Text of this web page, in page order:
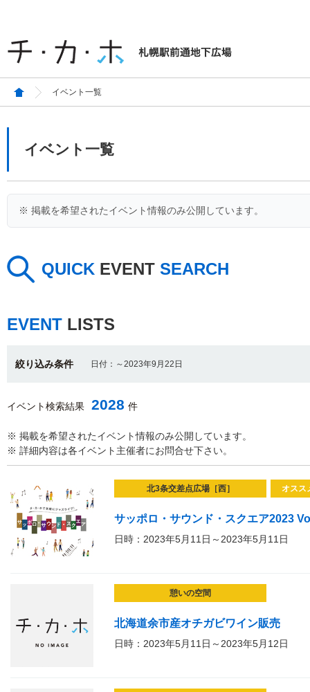
イベント一覧
イベント一覧
※ 掲載を希望されたイベント情報のみ公開しています。
QUICK EVENT SEARCH
EVENT LISTS
絞り込み条件 日付：～2023年9月22日
イベント検索結果 2028 件
※ 掲載を希望されたイベント情報のみ公開しています。
※ 詳細内容は各イベント主催者にお問合せ下さい。
北3条交差点広場［西］ オスス
サッポロ・サウンド・スクエア2023
日時：2023年5月11日～2023年5月11日
憩いの空間
北海道余市産オチガビワイン販売
日時：2023年5月11日～2023年5月12日